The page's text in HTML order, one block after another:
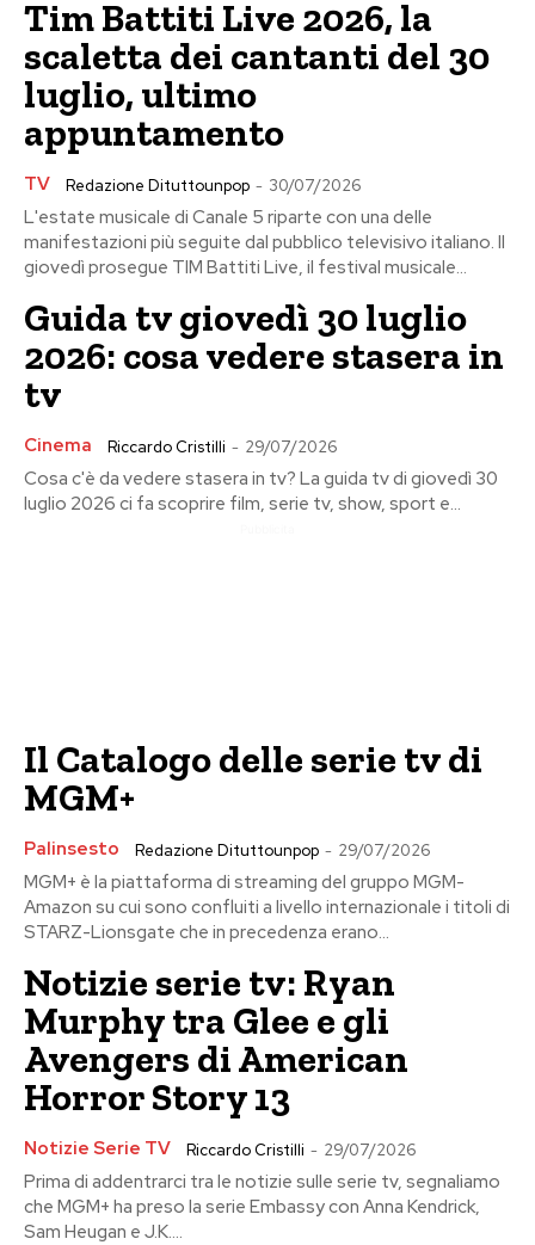
Tim Battiti Live 2026, la
scaletta dei cantanti del 30
luglio, ultimo
appuntamento
TV Redazione Dituttounpop - 30/07/2026
L'estate musicale di Canale 5 riparte con una delle
manifestazioni più seguite dal pubblico televisivo italiano. Il
giovedì prosegue TIM Battiti Live, il festival musicale...
Guida tv giovedì 30 luglio
2026: cosa vedere stasera in
tv
Cinema Riccardo Cristilli - 29/07/2026
Cosa c'è da vedere stasera in tv? La guida tv di giovedì 30
luglio 2026 ci fa scoprire film, serie tv, show, sport e...
Il Catalogo delle serie tv di
MGM+
Palinsesto Redazione Dituttounpop - 29/07/2026
MGM+ è la piattaforma di streaming del gruppo MGM-
Amazon su cui sono confluiti a livello internazionale i titoli di
STARZ-Lionsgate che in precedenza erano...
Notizie serie tv: Ryan
Murphy tra Glee e gli
Avengers di American
Horror Story 13
Notizie Serie TV Riccardo Cristilli - 29/07/2026
Prima di addentrarci tra le notizie sulle serie tv, segnaliamo
che MGM+ ha preso la serie Embassy con Anna Kendrick,
Sam Heugan e J.K....